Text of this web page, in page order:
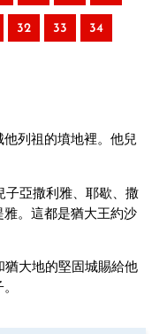
32 33 34
列祖的墳地裡。他兒
子亞撒利雅、耶歇、撒
。這都是猶大王約沙
大地的堅固城賜給他